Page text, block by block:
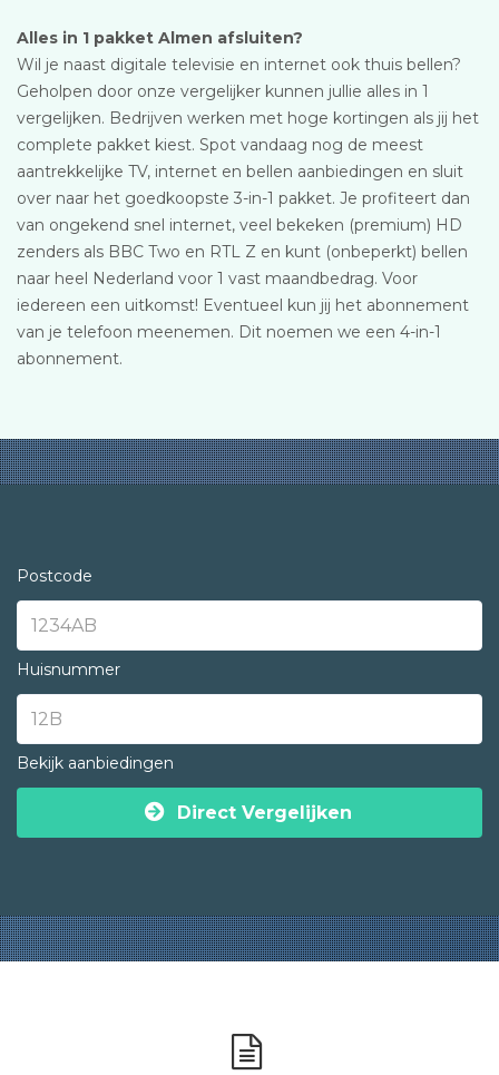
Alles in 1 pakket Almen afsluiten?
Wil je naast digitale televisie en internet ook thuis bellen?
Geholpen door onze vergelijker kunnen jullie alles in 1
vergelijken. Bedrijven werken met hoge kortingen als jij het
complete pakket kiest. Spot vandaag nog de meest
aantrekkelijke TV, internet en bellen aanbiedingen en sluit
over naar het goedkoopste 3-in-1 pakket. Je profiteert dan
van ongekend snel internet, veel bekeken (premium) HD
zenders als BBC Two en RTL Z en kunt (onbeperkt) bellen
naar heel Nederland voor 1 vast maandbedrag. Voor
iedereen een uitkomst! Eventueel kun jij het abonnement
van je telefoon meenemen. Dit noemen we een 4-in-1
abonnement.
Postcode
Huisnummer
Bekijk aanbiedingen
Direct Vergelijken